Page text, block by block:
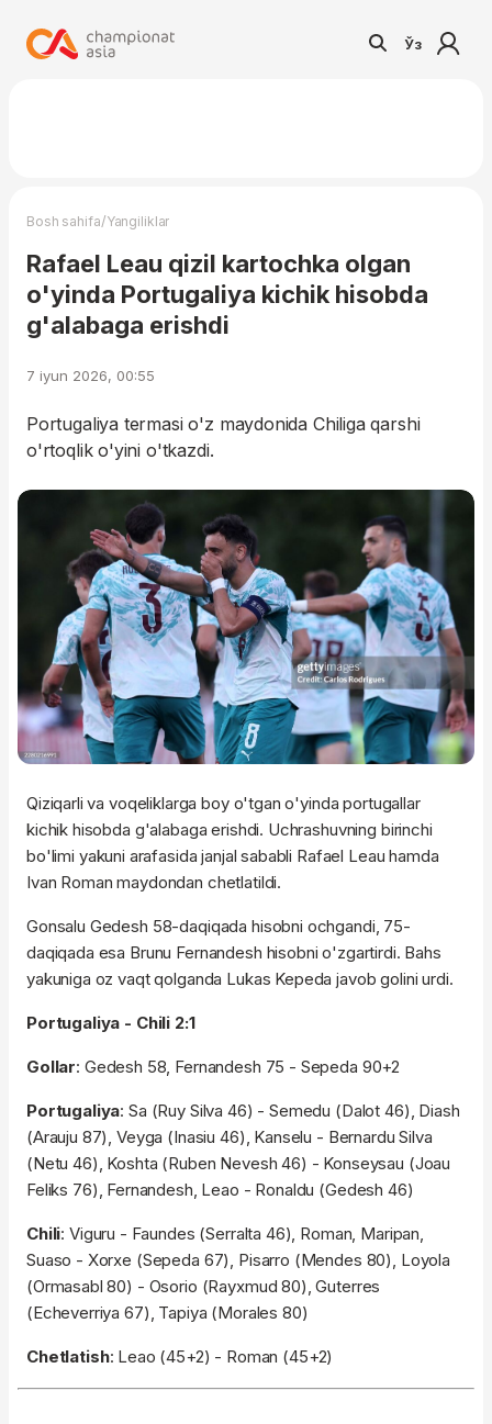
Ўз
Bosh sahifa/Yangiliklar
Rafael Leau qizil kartochka olgan
o'yinda Portugaliya kichik hisobda
g'alabaga erishdi
7 iyun 2026, 00:55
Portugaliya termasi o'z maydonida Chiliga qarshi
o'rtoqlik o'yini o'tkazdi.
Qiziqarli va voqeliklarga boy o'tgan o'yinda portugallar
kichik hisobda g'alabaga erishdi. Uchrashuvning birinchi
bo'limi yakuni arafasida janjal sababli Rafael Leau hamda
Ivan Roman maydondan chetlatildi.
Gonsalu Gedesh 58-daqiqada hisobni ochgandi, 75-
daqiqada esa Brunu Fernandesh hisobni o'zgartirdi. Bahs
yakuniga oz vaqt qolganda Lukas Kepeda javob golini urdi.
Portugaliya - Chili 2:1
Gollar: Gedesh 58, Fernandesh 75 - Sepeda 90+2
Portugaliya: Sa (Ruy Silva 46) - Semedu (Dalot 46), Diash
(Arauju 87), Veyga (Inasiu 46), Kanselu - Bernardu Silva
(Netu 46), Koshta (Ruben Nevesh 46) - Konseysau (Joau
Feliks 76), Fernandesh, Leao - Ronaldu (Gedesh 46)
Chili: Viguru - Faundes (Serralta 46), Roman, Maripan,
Suaso - Xorxe (Sepeda 67), Pisarro (Mendes 80), Loyola
(Ormasabl 80) - Osorio (Rayxmud 80), Guterres
(Echeverriya 67), Tapiya (Morales 80)
Chetlatish: Leao (45+2) - Roman (45+2)